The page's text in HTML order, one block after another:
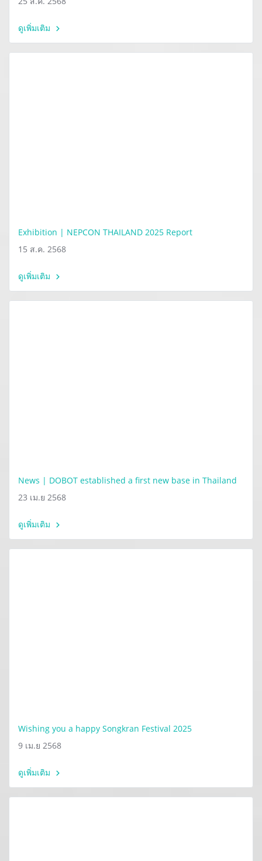
ดูเพิ่มเติม
Exhibition | NEPCON THAILAND 2025 Report
15 ส.ค. 2568
ดูเพิ่มเติม
News | DOBOT established a first new base in Thailand
23 เม.ย 2568
ดูเพิ่มเติม
Wishing you a happy Songkran Festival 2025
9 เม.ย 2568
ดูเพิ่มเติม